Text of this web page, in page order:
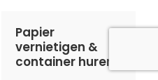
Papier
vernietigen &
container huren